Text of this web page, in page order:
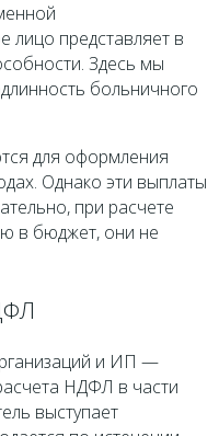
лицо представляет в
Здесь мы
больничного
для оформления
Однако эти выплаты
при расчете
в бюджет, они не
и ИП —
НДФЛ в части
выступает